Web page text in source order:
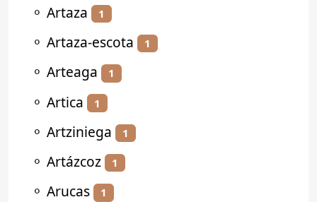
⚬ Artaza 1
⚬ Artaza-escota 1
⚬ Arteaga 1
⚬ Artica 1
⚬ Artziniega 1
⚬ Artázcoz 1
⚬ Arucas 1